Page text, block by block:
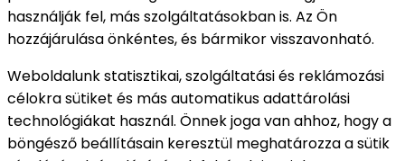
használják fel, más szolgáltatásokban is. Az Ön
hozzájárulása önkéntes, és bármikor visszavonható.
Weboldalunk statisztikai, szolgáltatási és reklámozási
célokra sütiket és más automatikus adattárolási
technológiákat használ. Önnek joga van ahhoz, hogy a
böngésző beállításain keresztül meghatározza a sütik